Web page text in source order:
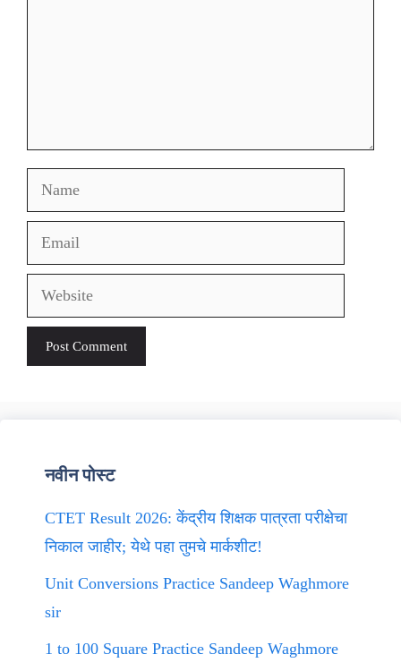
Name
Email
Website
नवीन पोस्ट
CTET Result 2026: केंद्रीय शिक्षक पात्रता परीक्षेचा
निकाल जाहीर; येथे पहा तुमचे मार्कशीट!
Unit Conversions Practice Sandeep Waghmore
sir
1 to 100 Square Practice Sandeep Waghmore